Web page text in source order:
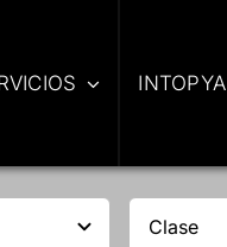
INTOPYA